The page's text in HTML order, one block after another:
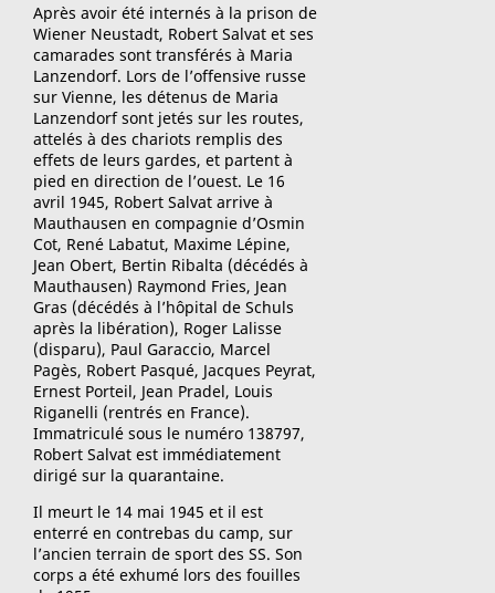
Après avoir été internés à la prison de
Wiener Neustadt, Robert Salvat et ses
camarades sont transférés à Maria
Lanzendorf. Lors de l’offensive russe
sur Vienne, les détenus de Maria
Lanzendorf sont jetés sur les routes,
attelés à des chariots remplis des
effets de leurs gardes, et partent à
pied en direction de l’ouest. Le 16
avril 1945, Robert Salvat arrive à
Mauthausen en compagnie d’Osmin
Cot, René Labatut, Maxime Lépine,
Jean Obert, Bertin Ribalta (décédés à
Mauthausen) Raymond Fries, Jean
Gras (décédés à l’hôpital de Schuls
après la libération), Roger Lalisse
(disparu), Paul Garaccio, Marcel
Pagès, Robert Pasqué, Jacques Peyrat,
Ernest Porteil, Jean Pradel, Louis
Riganelli (rentrés en France).
Immatriculé sous le numéro 138797,
Robert Salvat est immédiatement
dirigé sur la quarantaine.
Il meurt le 14 mai 1945 et il est
enterré en contrebas du camp, sur
l’ancien terrain de sport des SS. Son
corps a été exhumé lors des fouilles